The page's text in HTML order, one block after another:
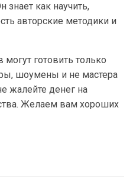
знает как научить,
авторские методики и
готовить только
шоумены и не мастера
жалейте денег на
Желаем вам хороших